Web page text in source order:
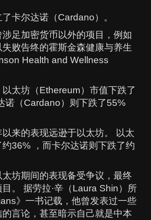
卡尔达诺（Cardano）。
足加密货币以外的项目，例如
败告终的霍斯金森健康与养生
Health and Wellness
太坊（Ethereum）市值下跌了
诺（Cardano）则下跌了55%
来的表现远逊于以太坊。 以太
36% ，而卡尔达诺则下跌了约
坊期间的表现备受争议，最终
。 据劳拉·辛（Laura Shin）所
》一书记载，他曾发表过一些
言论，甚至暗示自己就是中本